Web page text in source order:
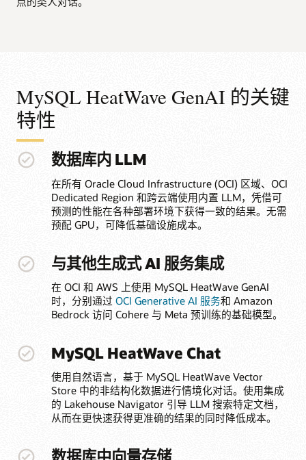
MySQL HeatWave GenAI 的关键
特性
数据库内 LLM
在所有 Oracle Cloud Infrastructure (OCI) 区域、OCI
Dedicated Region 和跨云端使用内置 LLM，凭借可
预测的性能在各种部署环境下获得一致的结果。无需
预配 GPU，可降低基础设施成本。
与其他生成式 AI 服务集成
在 OCI 和 AWS 上使用 MySQL HeatWave GenAI
时，分别通过 OCI Generative AI 服务和 Amazon
Bedrock 访问 Cohere 与 Meta 预训练的基础模型。
MySQL HeatWave Chat
使用自然语言，基于 MySQL HeatWave Vector
Store 中的非结构化数据进行情境化对话。使用集成
的 Lakehouse Navigator 引导 LLM 搜索特定文档，
从而在更快速获得更准确的结果的同时降低成本。
数据库中向量存储